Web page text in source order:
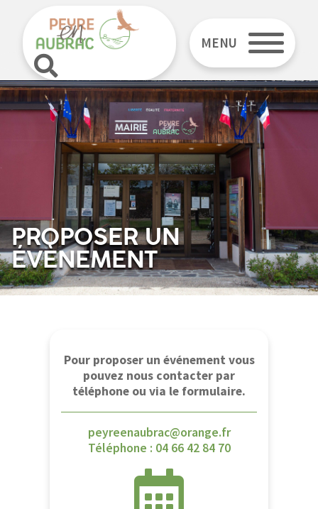
MENU
PROPOSER UN
ÉVÈNEMENT
Pour proposer un événement vous
pouvez nous contacter par
téléphone ou via le formulaire.
peyreenaubrac@orange.fr
Téléphone : 04 66 42 84 70